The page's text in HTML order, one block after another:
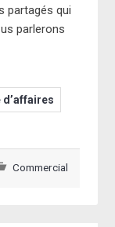
partagés qui
parlerons
d’affaires
Commercial